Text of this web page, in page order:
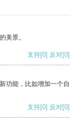
美景。
支持[0] 反对[0]
功能，比如增加一个自
支持[0] 反对[0]